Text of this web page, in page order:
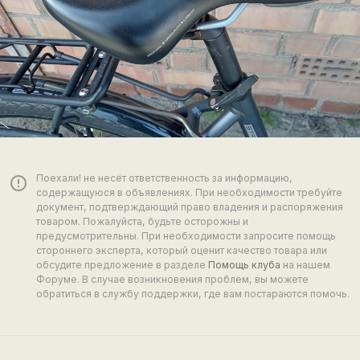
error_outline
Поехали! не несёт ответственность за информацию,
содержащуюся в объявлениях. При необходимости требуйте
документ, подтверждающий право владения и распоряжения
товаром. Пожалуйста, будьте осторожны и
предусмотрительны. При необходимости запросите помощь
стороннего эксперта, который оценит качество товара или
обсудите предложение в разделе Помощь клуба на нашем
Форуме. В случае возникновения проблем, вы можете
обратиться в службу поддержки, где вам постараются помочь.